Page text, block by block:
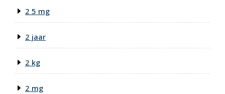
2 5 mg
2 jaar
2 kg
2 mg